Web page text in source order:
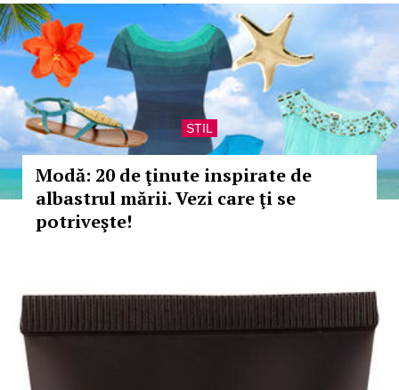
STIL
Modă: 20 de ţinute inspirate de
albastrul mării. Vezi care ţi se
potriveşte!